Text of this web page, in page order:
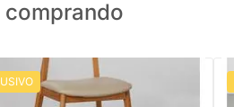
comprando
PRONTA ENTREGA